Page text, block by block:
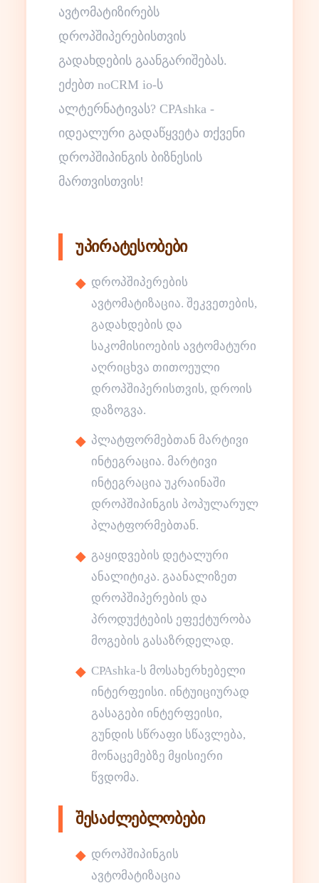
ავტომატიზირებს
დროპშიპერებისთვის
გადახდების გაანგარიშებას.
ეძებთ noCRM io-ს
ალტერნატივას? CPAshka -
იდეალური გადაწყვეტა თქვენი
დროპშიპინგის ბიზნესის
მართვისთვის!
უპირატესობები
დროპშიპერების
ავტომატიზაცია. შეკვეთების,
გადახდების და
საკომისიოების ავტომატური
აღრიცხვა თითოეული
დროპშიპერისთვის, დროის
დაზოგვა.
პლატფორმებთან მარტივი
ინტეგრაცია. მარტივი
ინტეგრაცია უკრაინაში
დროპშიპინგის პოპულარულ
პლატფორმებთან.
გაყიდვების დეტალური
ანალიტიკა. გაანალიზეთ
დროპშიპერების და
პროდუქტების ეფექტურობა
მოგების გასაზრდელად.
CPAshka-ს მოსახერხებელი
ინტერფეისი. ინტუიციურად
გასაგები ინტერფეისი,
გუნდის სწრაფი სწავლება,
მონაცემებზე მყისიერი
წვდომა.
შესაძლებლობები
დროპშიპინგის
ავტომატიზაცია